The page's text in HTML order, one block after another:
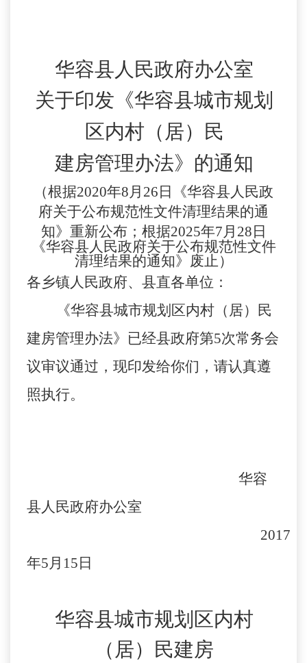
华容县人民政府办公室
关于印发《华容县城市规划
区内村（居）民
建房管理办法》的通知
（根据2020年8月26日《华容县人民政
府关于公布规范性文件清理结果的通
知》重新公布； 根据2025年7月28日
《华容县人民政府关于公布规范性文件
清理结果的通知》废止）
各乡镇人民政府、县直各单位：
《华容县城市规划区内村（居）民
建房管理办法》已经县政府第5次常务会
议审议通过，现印发给你们，请认真遵
照执行。
华容
县人民政府办公室
2017
年5月15日
华容县城市规划区内村
（居）民建房